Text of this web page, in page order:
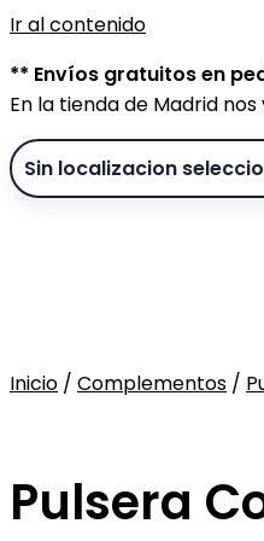
Ir al contenido
** Envíos gratuitos en
En la tienda de Madrid
Inicio / Complementos /
Sin stock
Pulsera